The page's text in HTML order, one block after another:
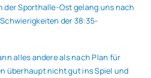
der Sporthalle-Ost gelang uns nach
der 38:35-
alles andere als nach Plan für
überhaupt nicht gut ins Spiel und